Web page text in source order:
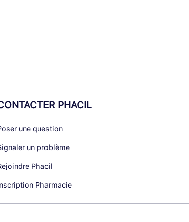
PHACIL
une question
un problème
Phacil
Pharmacie
vos Options